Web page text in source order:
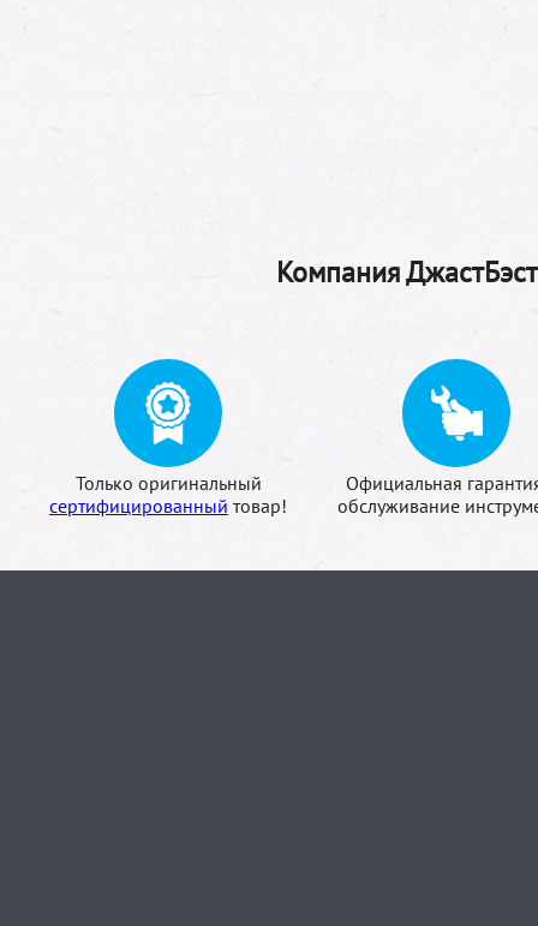
Компания
Только оригинальный
сертифицированный товар!
Официальная
обслуживание